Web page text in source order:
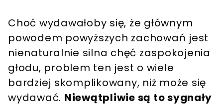
Choć wydawałoby się, że głównym
powodem powyższych zachowań jest
nienaturalnie silna chęć zaspokojenia
głodu, problem ten jest o wiele
bardziej skomplikowany, niż może się
wydawać. Niewątpliwie są to sygnały